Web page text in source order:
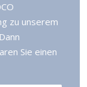
zu unserem
Sie einen